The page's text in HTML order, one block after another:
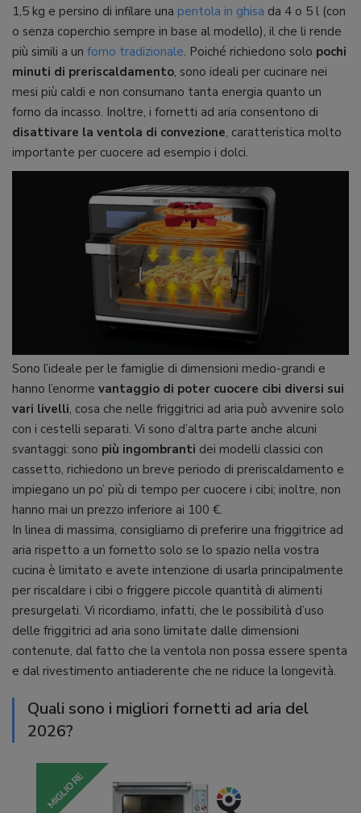
1,5 kg e persino di infilare una pentola in ghisa da 4 o 5 l (con
o senza coperchio sempre in base al modello), il che li rende
più simili a un forno tradizionale. Poiché richiedono solo pochi
minuti di preriscaldamento, sono ideali per cucinare nei
mesi più caldi e non consumano tanta energia quanto un
forno da incasso. Inoltre, i fornetti ad aria consentono di
disattivare la ventola di convezione, caratteristica molto
importante per cuocere ad esempio i dolci.
Sono l’ideale per le famiglie di dimensioni medio-grandi e
hanno l’enorme vantaggio di poter cuocere cibi diversi sui
vari livelli, cosa che nelle friggitrici ad aria può avvenire solo
con i cestelli separati. Vi sono d’altra parte anche alcuni
svantaggi: sono più ingombranti dei modelli classici con
cassetto, richiedono un breve periodo di preriscaldamento e
impiegano un po’ più di tempo per cuocere i cibi; inoltre, non
hanno mai un prezzo inferiore ai 100 €.
In linea di massima, consigliamo di preferire una friggitrice ad
aria rispetto a un fornetto solo se lo spazio nella vostra
cucina è limitato e avete intenzione di usarla principalmente
per riscaldare i cibi o friggere piccole quantità di alimenti
presurgelati. Vi ricordiamo, infatti, che le possibilità d’uso
delle friggitrici ad aria sono limitate dalle dimensioni
contenute, dal fatto che la ventola non possa essere spenta
e dal rivestimento antiaderente che ne riduce la longevità.
Quali sono i migliori fornetti ad aria del
2026?
MIGLIORE